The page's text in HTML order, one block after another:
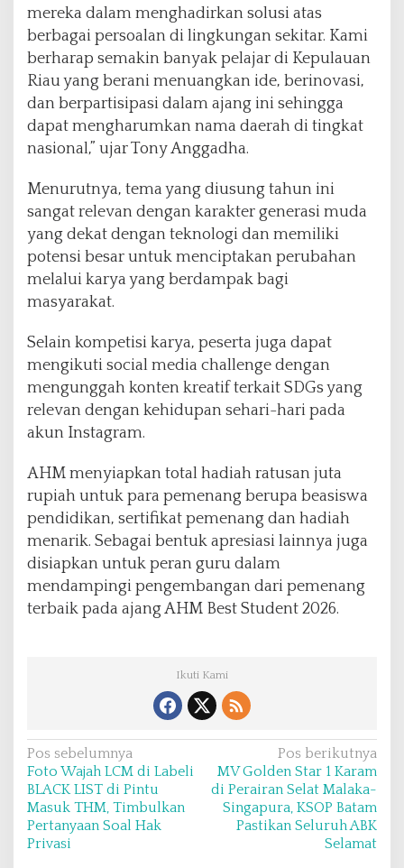
mereka dalam menghadirkan solusi atas
berbagai persoalan di lingkungan sekitar. Kami
berharap semakin banyak pelajar di Kepulauan
Riau yang berani menuangkan ide, berinovasi,
dan berpartisipasi dalam ajang ini sehingga
dapat mengharumkan nama daerah di tingkat
nasional,” ujar Tony Anggadha.
Menurutnya, tema yang diusung tahun ini
sangat relevan dengan karakter generasi muda
yang dekat dengan teknologi dan memiliki
potensi besar untuk menciptakan perubahan
melalui karya yang berdampak bagi
masyarakat.
Selain kompetisi karya, peserta juga dapat
mengikuti social media challenge dengan
mengunggah konten kreatif terkait SDGs yang
relevan dengan kehidupan sehari-hari pada
akun Instagram.
AHM menyiapkan total hadiah ratusan juta
rupiah untuk para pemenang berupa beasiswa
pendidikan, sertifikat pemenang dan hadiah
menarik. Sebagai bentuk apresiasi lainnya juga
disiapkan untuk peran guru dalam
mendampingi pengembangan dari pemenang
terbaik pada ajang AHM Best Student 2026.
Ikuti Kami
N
a
v
i
Pos sebelumnya
Foto Wajah LCM di Labeli
BLACK LIST di Pintu
Masuk THM, Timbulkan
Pertanyaan Soal Hak
Privasi
Pos berikutnya
MV Golden Star 1 Karam
di Perairan Selat Malaka-
Singapura, KSOP Batam
Pastikan Seluruh ABK
Selamat